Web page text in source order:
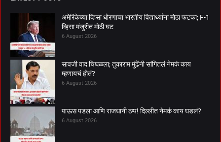
अमेरिकेच्या व्हिसा धोरणाचा भारतीय विद्यार्थ्यांना मोठा फटका; F-1
व्हिसा मंजुरीत मोठी घट
6 August 2026
सावजी वाद चिघळला; तुकाराम मुंढेंनी सांगितलं नेमकं काय
म्हणायचं होतं?
6 August 2026
पाऊस पडला आणि राजधानी ठप्प! दिल्लीत नेमकं काय घडलं?
6 August 2026